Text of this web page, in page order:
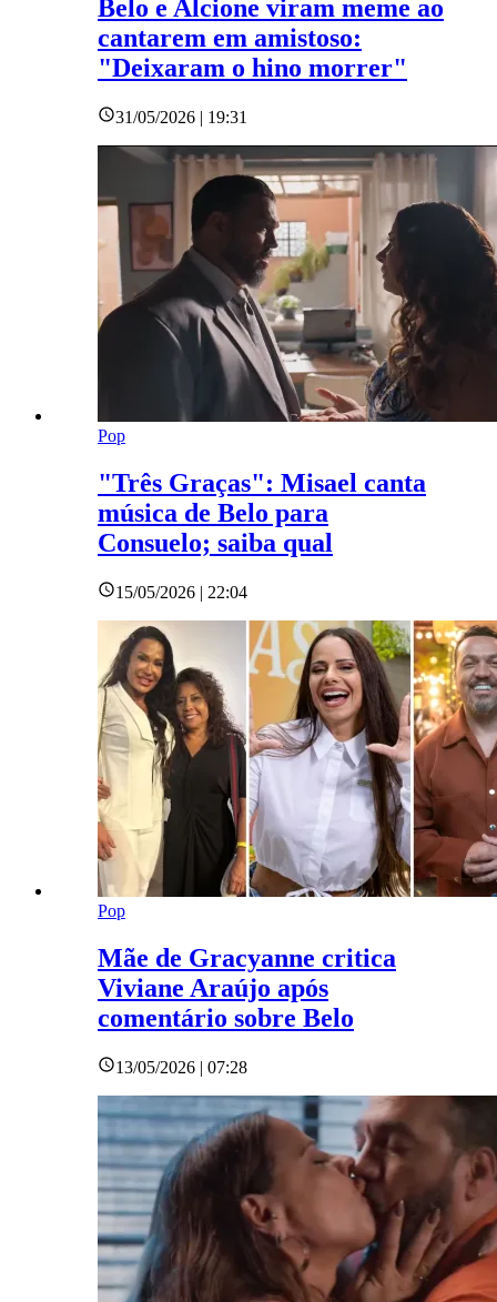
Belo e Alcione viram meme ao
cantarem em amistoso:
"Deixaram o hino morrer"
31/05/2026 | 19:31
Pop
"Três Graças": Misael canta
música de Belo para
Consuelo; saiba qual
15/05/2026 | 22:04
Pop
Mãe de Gracyanne critica
Viviane Araújo após
comentário sobre Belo
13/05/2026 | 07:28